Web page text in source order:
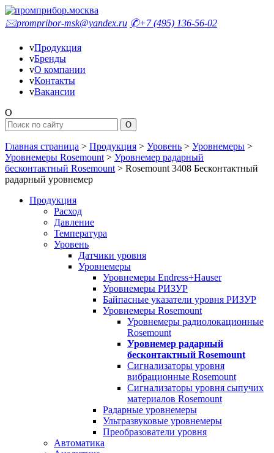
🖂prompribor-msk@yandex.ru ✆+7 (495) 136-56-02
vПродукция
vБренды
vО компании
vКонтакты
vВакансии
O
Главная страница > Продукция > Уровень > Уровнемеры >
Уровнемеры Rosemount > Уровнемер радарный
бесконтактный Rosemount > Rosemount 3408 Бесконтактный
радарный уровнемер
Продукция
Расход
Давление
Температура
Уровень
Датчики уровня
Уровнемеры
Уровнемеры Endress+Hauser
Уровнемеры РИЗУР
Байпасные указатели уровня РИЗУР
Уровнемеры Rosemount
Уровнемеры радиолокационные
Rosemount
Уровнемер радарный
бесконтактный Rosemount
Сигнализаторы уровня
вибрационные Rosemount
Сигнализаторы уровня сыпучих
материалов Rosemount
Радарные уровнемеры
Ультразвуковые уровнемеры
Преобразователи уровня
Автоматика